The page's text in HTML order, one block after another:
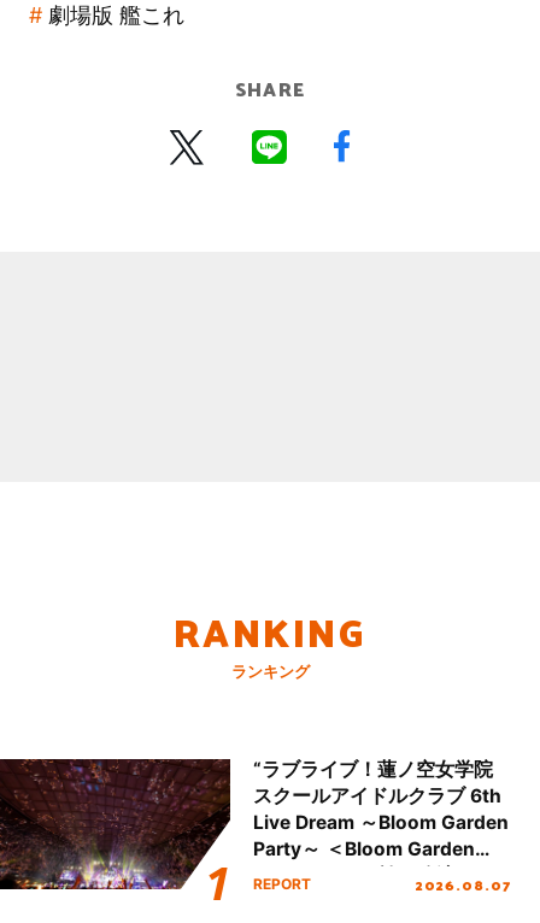
劇場版 艦これ
SHARE
RANKING
ランキング
“ラブライブ！蓮ノ空女学院
スクールアイドルクラブ 6th
Live Dream ～Bloom Garden
Party～ ＜Bloom Garden
Party Stage／埼玉公演＞”
REPORT 2026.08.07